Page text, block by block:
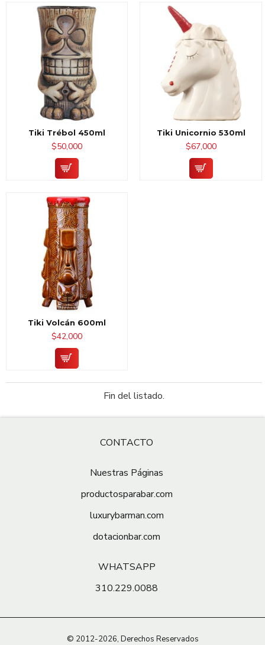
Tiki Trébol 450ml
$50,000
Tiki Unicornio 530ml
$67,000
Tiki Volcán 600ml
$42,000
Fin del listado.
CONTACTO
Nuestras Páginas
productosparabar.com
luxurybarman.com
dotacionbar.com
WHATSAPP
310.229.0088
© 2012-2026, Derechos Reservados